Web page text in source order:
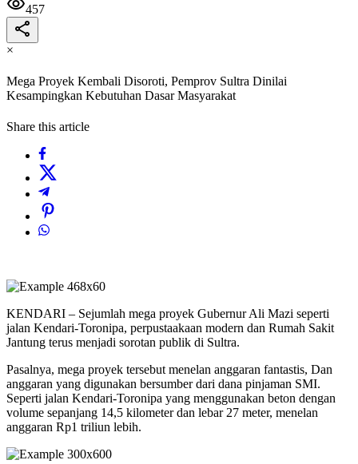
457
×
Mega Proyek Kembali Disoroti, Pemprov Sultra Dinilai
Kesampingkan Kebutuhan Dasar Masyarakat
Share this article
KENDARI – Sejumlah mega proyek Gubernur Ali Mazi seperti
jalan Kendari-Toronipa, perpustaakaan modern dan Rumah Sakit
Jantung terus menjadi sorotan publik di Sultra.
Pasalnya, mega proyek tersebut menelan anggaran fantastis, Dan
anggaran yang digunakan bersumber dari dana pinjaman SMI.
Seperti jalan Kendari-Toronipa yang menggunakan beton dengan
volume sepanjang 14,5 kilometer dan lebar 27 meter, menelan
anggaran Rp1 triliun lebih.